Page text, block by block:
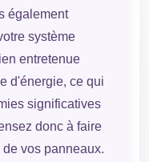
également
système
entretenue
d'énergie, ce qui
significatives
donc à faire
vos panneaux.